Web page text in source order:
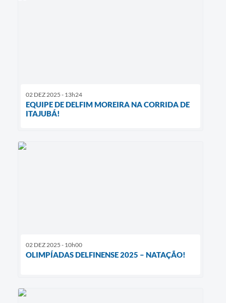
02 DEZ 2025 - 13h24
EQUIPE DE DELFIM MOREIRA NA CORRIDA DE
ITAJUBÁ!
02 DEZ 2025 - 10h00
OLIMPÍADAS DELFINENSE 2025 – NATAÇÃO!